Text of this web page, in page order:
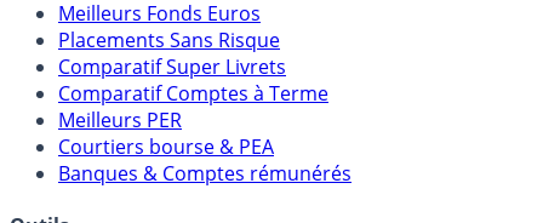
Meilleures Assurances-Vie
Meilleurs Fonds Euros
Placements Sans Risque
Comparatif Super Livrets
Comparatif Comptes à Terme
Meilleurs PER
Courtiers bourse & PEA